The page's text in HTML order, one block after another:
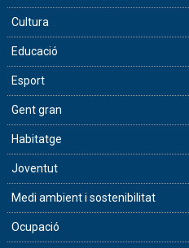
Cultura
Educació
Esport
Gent gran
Habitatge
Joventut
Medi ambient i sostenibilitat
Ocupació